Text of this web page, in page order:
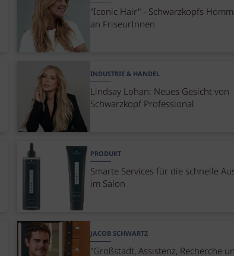
"Iconic Hair" - Schwarzkopfs
an FriseurInnen
INDUSTRIE & HANDEL
Lindsay Lohan: Neues Gesicht von
Schwarzkopf Professional
PRODUKT
Smarte Services für die schnelle
im Salon
JACOB SCHWARTZ
"Großstadt, Assistenz, Recherche